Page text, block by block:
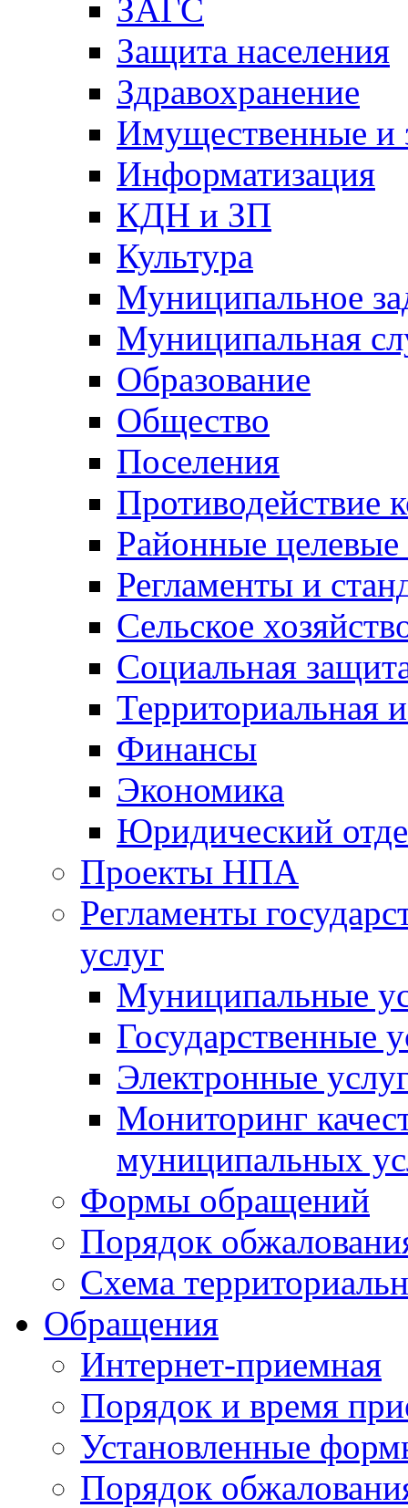
ЗАГС
Защита населения
Здравохранение
Имущественные и
Информатизация
КДН и ЗП
Культура
Муниципальное
Муниципальная
Образование
Общество
Поселения
Противодействие
Районные
Регламенты и
Сельское
Социальная
Территориальная
Финансы
Экономика
Юридический
Проекты НПА
Регламенты
услуг
Муниципальные
Государственные
Электронные
Мониторинг
муниципальных
Формы обращений
Порядок
Схема
Обращения
Интернет-приемная
Порядок и время
Установленные
Порядок